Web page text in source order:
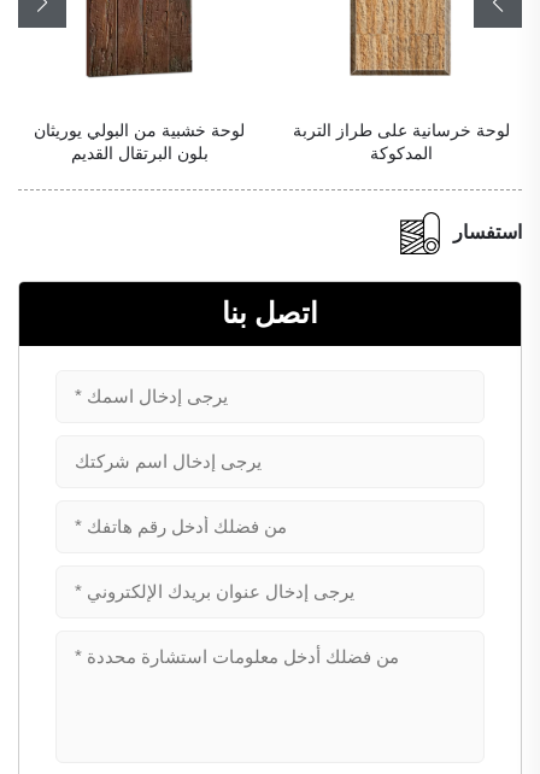
لوحة خرسانية على طراز التربة
المدكوكة
لوحة خشبية من البولي يوريثان
بلون البرتقال القديم
استفسار
اتصل بنا